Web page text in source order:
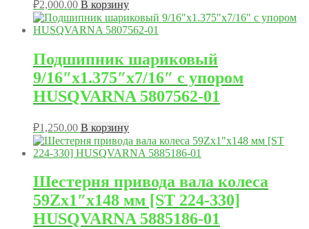
₽2,000.00 В корзину
Подшипник шариковый
9/16″x1.375″x7/16″ с упором
HUSQVARNA 5807562-01
₽1,250.00 В корзину
Шестерня привода вала колеса
59Zх1″х148 мм [ST 224-330]
HUSQVARNA 5885186-01